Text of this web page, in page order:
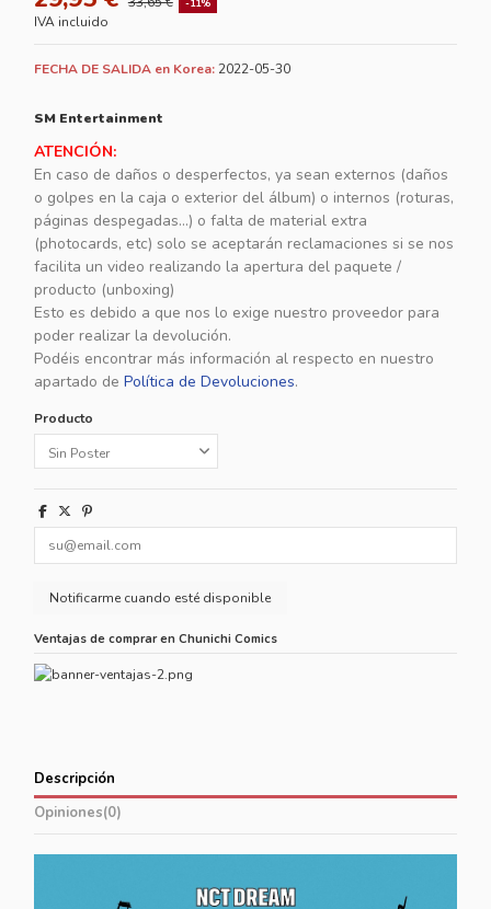
-11%
IVA incluido
FECHA DE SALIDA en Korea: 2022-05-30
SM Entertainment
ATENCIÓN:
En caso de daños o desperfectos, ya sean externos (daños
o golpes en la caja o exterior del álbum) o internos (roturas,
páginas despegadas...) o falta de material extra
(photocards, etc) solo se aceptarán reclamaciones si se nos
facilita un video realizando la apertura del paquete /
producto (unboxing)
Esto es debido a que nos lo exige nuestro proveedor para
poder realizar la devolución.
Podéis encontrar más información al respecto en nuestro
apartado de Política de Devoluciones.
Producto
Ventajas de comprar en Chunichi Comics
Descripción
Opiniones(0)